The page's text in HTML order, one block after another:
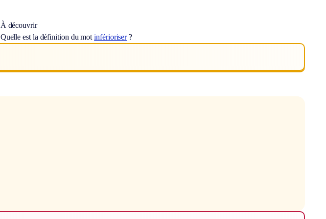
À découvrir
Quelle est la définition du motinférioriser?